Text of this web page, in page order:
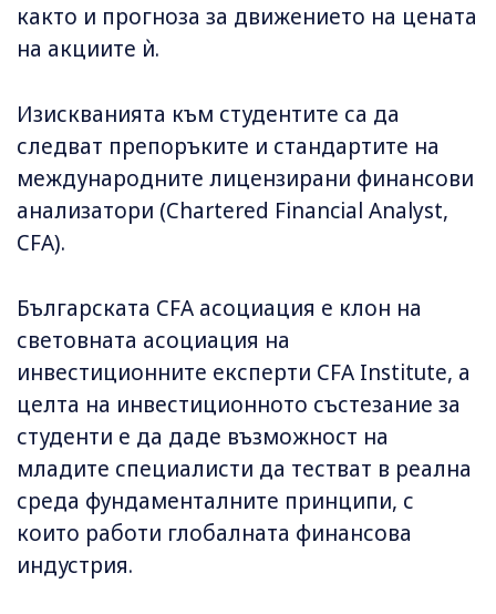
както и прогноза за движението на цената
на акциите ѝ.
Изискванията към студентите са да
следват препоръките и стандартите на
международните лицензирани финансови
анализатори (Chartered Financial Analyst,
CFA).
Българската CFA асоциация е клон на
световната асоциация на
инвестиционните експерти CFA Institute, а
целта на инвестиционното състезание за
студенти е да даде възможност на
младите специалисти да тестват в реална
среда фундаменталните принципи, с
които работи глобалната финансова
индустрия.